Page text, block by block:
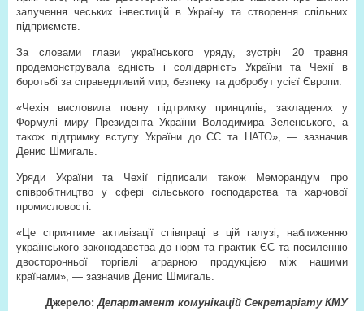
залучення чеських інвестицій в Україну та створення спільних
підприємств.
За словами глави українського уряду, зустріч 20 травня
продемонструвала єдність і солідарність України та Чехії в
боротьбі за справедливий мир, безпеку та добробут усієї Європи.
«Чехія висловила повну підтримку принципів, закладених у
Формулі миру Президента України Володимира Зеленського, а
також підтримку вступу України до ЄС та НАТО», — зазначив
Денис Шмигаль.
Уряди України та Чехії підписали також Меморандум про
співробітництво у сфері сільського господарства та харчової
промисловості.
«Це сприятиме активізації співпраці в цій галузі, наближенню
українського законодавства до норм та практик ЄС та посиленню
двосторонньої торгівлі аграрною продукцією між нашими
країнами», — зазначив Денис Шмигаль.
Джерело:Департамент комунікацій Секретаріату КМУ